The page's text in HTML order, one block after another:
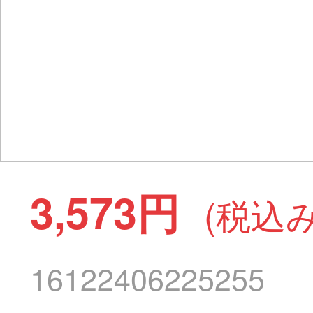
3,573円 (税込
16122406225255